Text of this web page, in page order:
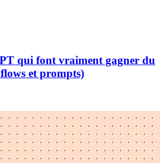
qui font vraiment gagner du
et prompts)